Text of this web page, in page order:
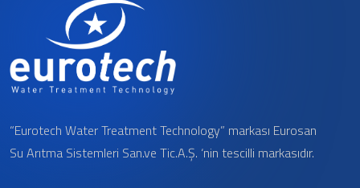
“Eurotech Water Treatment Technology” markası Eurosan
Su Arıtma Sistemleri San.ve Tic.A.Ş. ‘nin tescilli markasıdır.